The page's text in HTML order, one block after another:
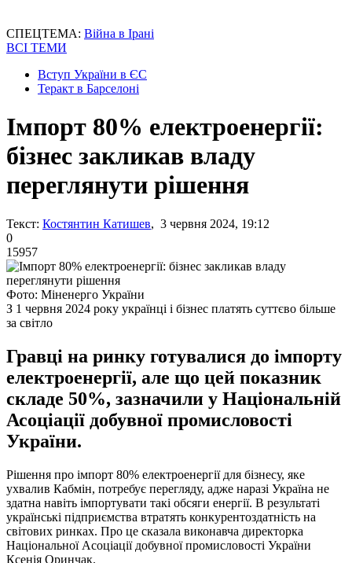
СПЕЦТЕМА: Війна в Ірані
ВСІ ТЕМИ
Вступ України в ЄС
Теракт в Барселоні
Імпорт 80% електроенергії:
бізнес закликав владу
переглянути рішення
Текст: Костянтин Катишев, 3 червня 2024, 19:12
0
15957
Фото: Міненерго України
З 1 червня 2024 року українці і бізнес платять суттєво більше
за світло
Гравці на ринку готувалися до імпорту
електроенергії, але що цей показник
складе 50%, зазначили у Національній
Асоціації добувної промисловості
України.
Рішення про імпорт 80% електроенергії для бізнесу, яке
ухвалив Кабмін, потребує перегляду, адже наразі Україна не
здатна навіть імпортувати такі обсяги енергії. В результаті
українські підприємства втратять конкурентоздатність на
світових ринках. Про це сказала виконавча директорка
Національної Асоціації добувної промисловості України
Ксенія Оринчак.